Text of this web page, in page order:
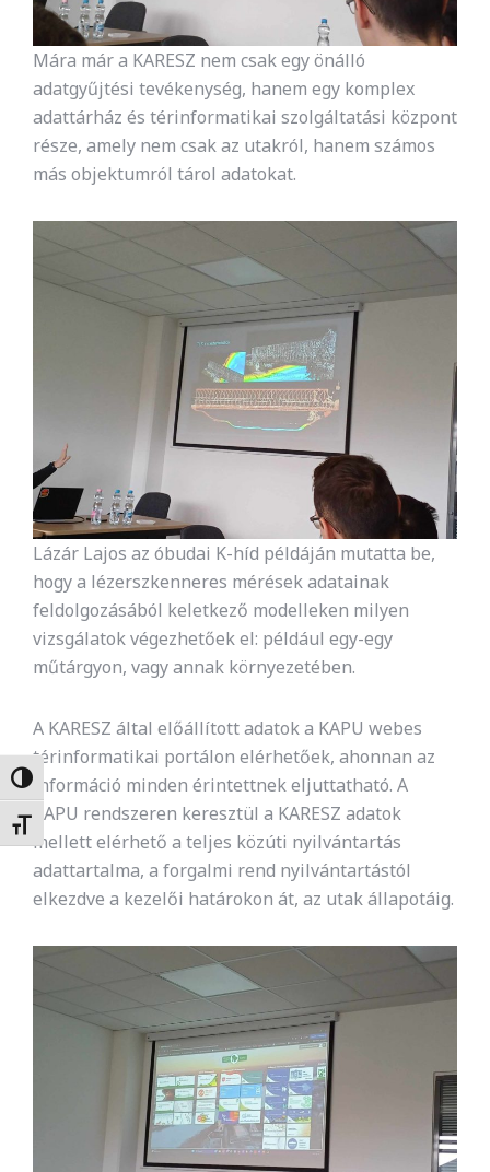
Nagy kontraszt váltása
Betűméret váltása
Mára már a KARESZ nem csak egy önálló
adatgyűjtési tevékenység, hanem egy komplex
adattárház és térinformatikai szolgáltatási központ
része, amely nem csak az utakról, hanem számos
más objektumról tárol adatokat.
Lázár Lajos az óbudai K-híd példáján mutatta be,
hogy a lézerszkenneres mérések adatainak
feldolgozásából keletkező modelleken milyen
vizsgálatok végezhetőek el: például egy-egy
műtárgyon, vagy annak környezetében.
A KARESZ által előállított adatok a KAPU webes
térinformatikai portálon elérhetőek, ahonnan az
információ minden érintettnek eljuttatható. A
KAPU rendszeren keresztül a KARESZ adatok
mellett elérhető a teljes közúti nyilvántartás
adattartalma, a forgalmi rend nyilvántartástól
elkezdve a kezelői határokon át, az utak állapotáig.